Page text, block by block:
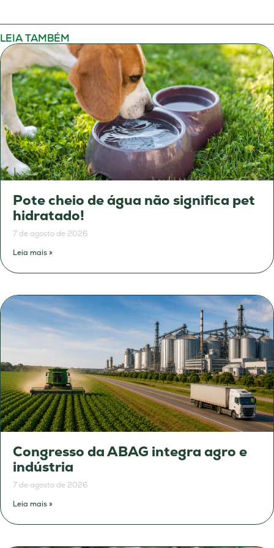
LEIA TAMBÉM
Pote cheio de água não significa pet
hidratado!
7 de agosto de 2026
Leia mais »
Congresso da ABAG integra agro e
indústria
7 de agosto de 2026
Leia mais »